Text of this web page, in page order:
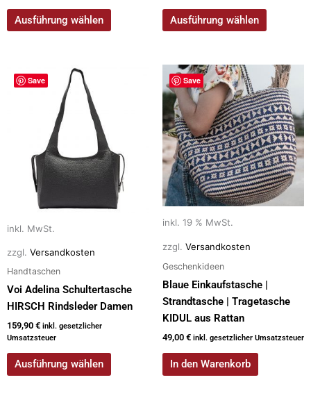
Ausführung wählen Ausführung wählen
Save
inkl. MwSt.
zzgl. Versandkosten
Handtaschen
Voi Adelina Schultertasche
HIRSCH Rindsleder Damen
159,90 € inkl. gesetzlicher
Umsatzsteuer
Ausführung wählen
Dieses
Produkt
Varianten
Optionen
können
auf
Produktseite
gewählt
werden
Save
inkl. 19 % MwSt.
zzgl. Versandkosten
Geschenkideen
Blaue Einkaufstasche |
Strandtasche | Tragetasche
KIDUL aus Rattan
49,00 € inkl. gesetzlicher Umsatzsteuer
In den Warenkorb